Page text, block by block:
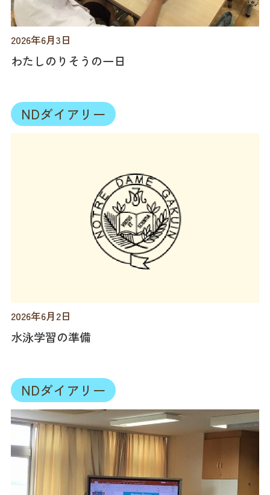
2026年6月3日
わたしのりそうの一日
NDダイアリー
2026年6月2日
水泳学習の準備
NDダイアリー